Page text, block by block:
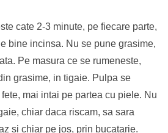
cate 2-3 minute, pe fiecare parte,
bine incinsa. Nu se pune grasime,
Pe masura ce se rumeneste,
grasime, in tigaie. Pulpa se
mai intai pe partea cu piele. Nu
chiar daca riscam, sa sara
si chiar pe jos, prin bucatarie.